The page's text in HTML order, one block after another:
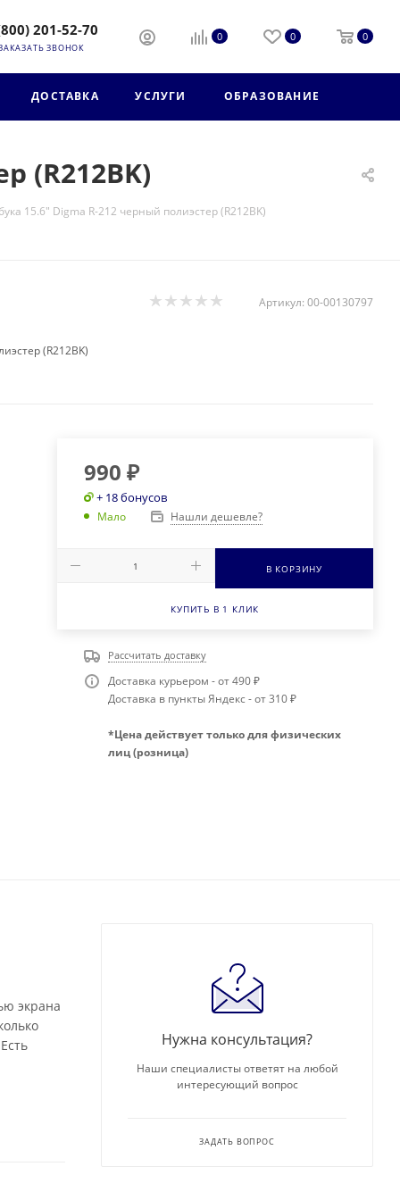
201-52-70
ЗВОНОК
0 0 0
ДОСТАВКА УСЛУГИ ОБРАЗОВАНИЕ
(R212BK)
15.6" Digma R-212 черный полиэстер (R212BK)
Артикул: 00-00130797
(R212BK)
990 ₽
+ 18 бонусов
Мало Нашли дешевле?
В КОРЗИНУ
КУПИТЬ В 1 КЛИК
Рассчитать доставку
Доставка курьером - от 490 ₽
Доставка в пункты Яндекс - от 310 ₽
*Цена действует только для физических
лиц (розница)
экрана
Нужна консультация?
Наши специалисты ответят на любой
интересующий вопрос
ЗАДАТЬ ВОПРОС